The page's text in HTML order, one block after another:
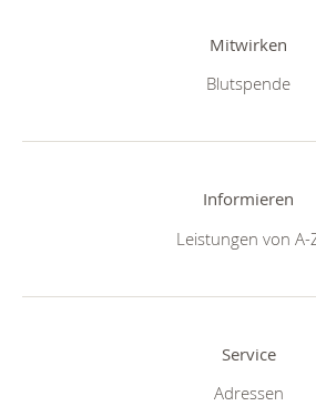
Mitwirken
Blutspende
Informieren
Leistungen von A-
Service
Adressen